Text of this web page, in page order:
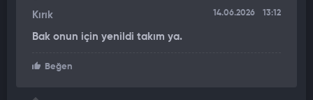
Kırık 14.06.2026 13:12
Bak onun için yenildi takım ya.
Beğen